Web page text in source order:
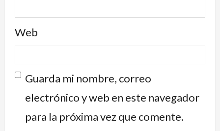
Web
Guarda mi nombre, correo
electrónico y web en este navegador
para la próxima vez que comente.